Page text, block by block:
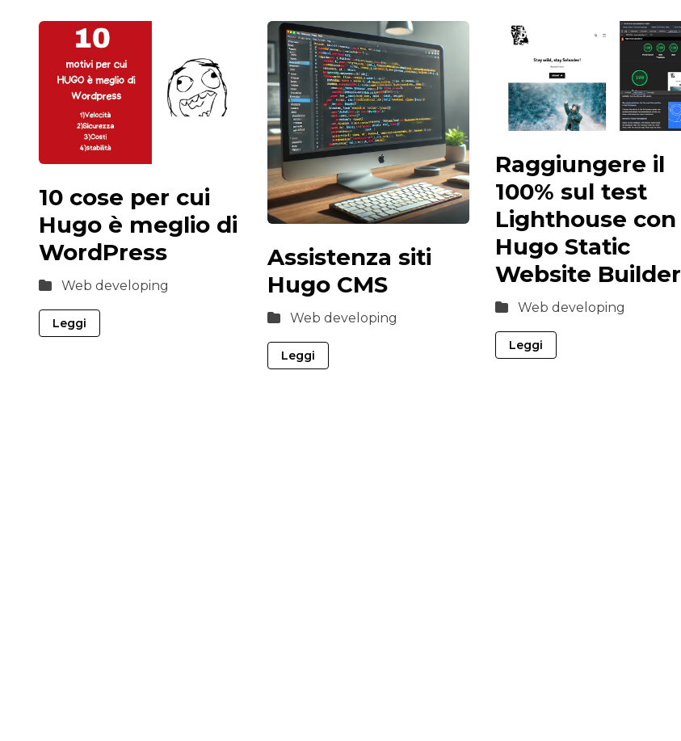
10 cose per cui
Hugo è meglio di
WordPress
Web developing
Leggi
Assistenza siti
Hugo CMS
Web developing
Leggi
Raggiungere il
100% sul test
Lighthouse con
Hugo Static
Website Builder
Web developing
Leggi